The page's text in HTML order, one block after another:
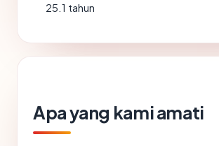
25.1 tahun
Apa yang kami amati